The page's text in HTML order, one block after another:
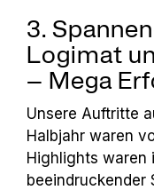
3.
Logimat
– Mega
Unsere Auftritte
Halbjahr waren
Highlights waren
beeindruckender